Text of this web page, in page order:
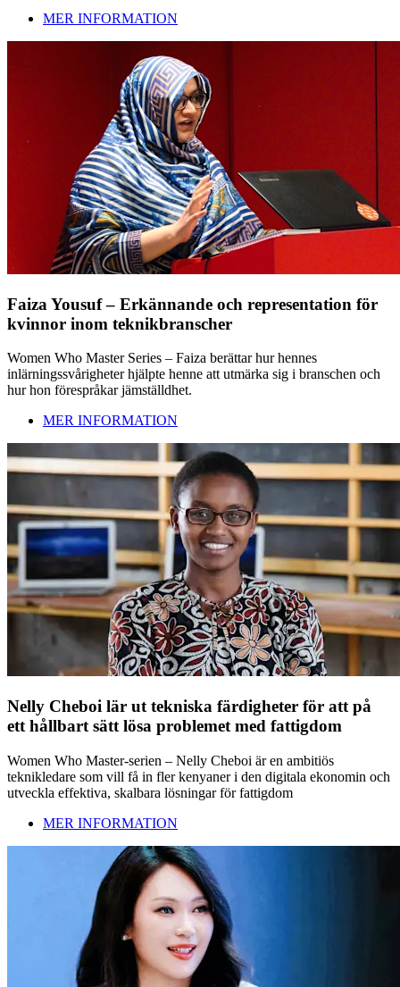
MER INFORMATION
Faiza Yousuf – Erkännande och representation för
kvinnor inom teknikbranscher
Women Who Master Series – Faiza berättar hur hennes
inlärningssvårigheter hjälpte henne att utmärka sig i branschen och
hur hon förespråkar jämställdhet.
MER INFORMATION
Nelly Cheboi lär ut tekniska färdigheter för att på
ett hållbart sätt lösa problemet med fattigdom
Women Who Master-serien – Nelly Cheboi är en ambitiös
teknikledare som vill få in fler kenyaner i den digitala ekonomin och
utveckla effektiva, skalbara lösningar för fattigdom
MER INFORMATION